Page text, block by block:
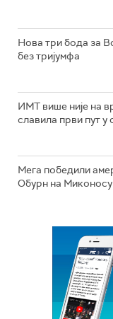
Нова три бода за
без тријумфа
ИМТ више није на
славила први пут у
Мега победили
Обурн на Миконосу